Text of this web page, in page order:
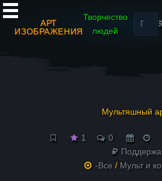
АРТ
ИЗОБРАЖЕНИЯ
Творчество
людей
Найти:
Мультяшный
1 0
-Все / Мульт и